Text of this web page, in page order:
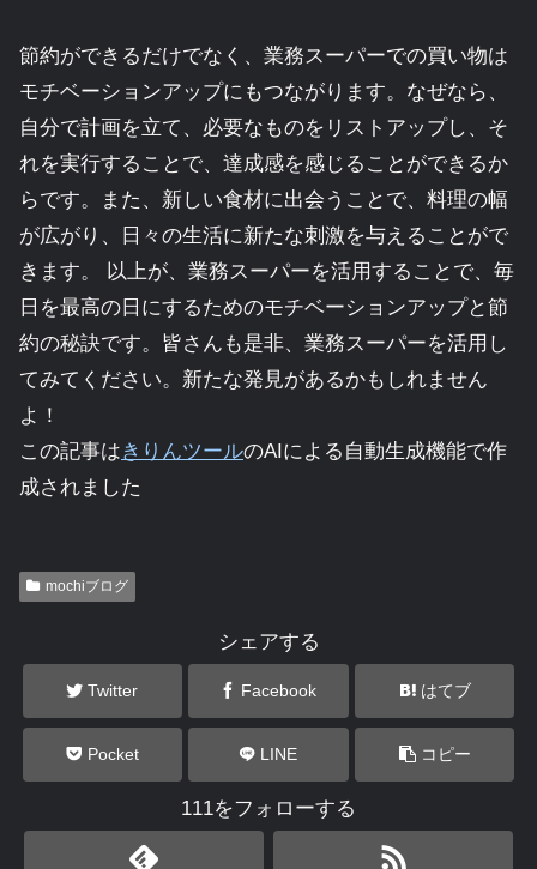
節約ができるだけでなく、業務スーパーでの買い物は
モチベーションアップにもつながります。なぜなら、
自分で計画を立て、必要なものをリストアップし、そ
れを実行することで、達成感を感じることができるか
らです。また、新しい食材に出会うことで、料理の幅
が広がり、日々の生活に新たな刺激を与えることがで
きます。 以上が、業務スーパーを活用することで、毎
日を最高の日にするためのモチベーションアップと節
約の秘訣です。皆さんも是非、業務スーパーを活用し
てみてください。新たな発見があるかもしれません
よ！
この記事はきりんツールのAIによる自動生成機能で作
成されました
mochiブログ
シェアする
Twitter Facebook はてブ
Pocket LINE コピー
111をフォローする